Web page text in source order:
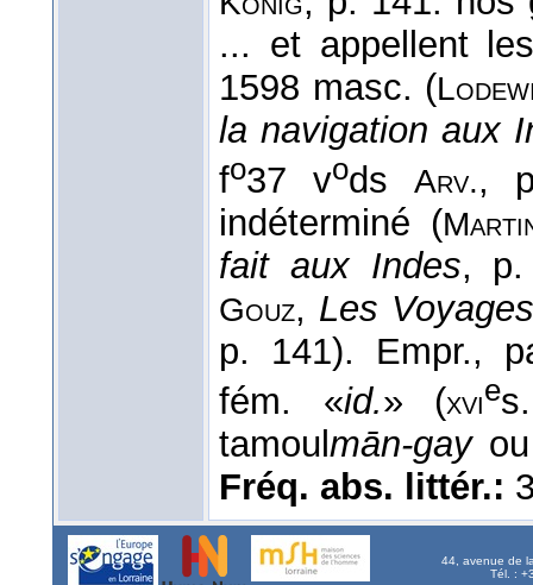
... et appellent
1598 masc. (
la navigation aux
fo37 vods Arv.,
indéterminé (
fait aux Indes, p.
Gouz, Les
p. 141). Empr.,
fém. «id.» (xvie
tamoul mān-gay
Fréq. abs. littér.:
44, avenue de
Tél. :